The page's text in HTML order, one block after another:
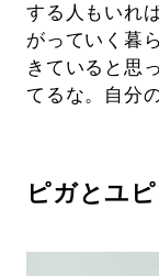
する人もいれ
がっていく暮
きていると思
てるな。自分
ピガとユ